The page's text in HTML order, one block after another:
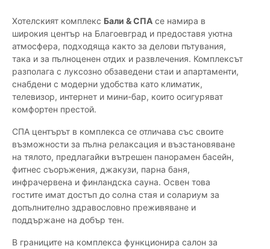
Хотелският комплекс Бали & СПА се намира в
широкия център на Благоевград и предоставя уютна
атмосфера, подходяща както за делови пътувания,
така и за пълноценен отдих и развлечения. Комплексът
разполага с луксозно обзаведени стаи и апартаменти,
снабдени с модерни удобства като климатик,
телевизор, интернет и мини-бар, които осигуряват
комфортен престой.
СПА центърът в комплекса се отличава със своите
възможности за пълна релаксация и възстановяване
на тялото, предлагайки вътрешен панорамен басейн,
фитнес съоръжения, джакузи, парна баня,
инфрачервена и финландска сауна. Освен това
гостите имат достъп до солна стая и солариум за
допълнително здравословно преживяване и
поддържане на добър тен.
В границите на комплекса функционира салон за